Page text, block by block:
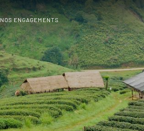
NOS ENGAGEMENTS